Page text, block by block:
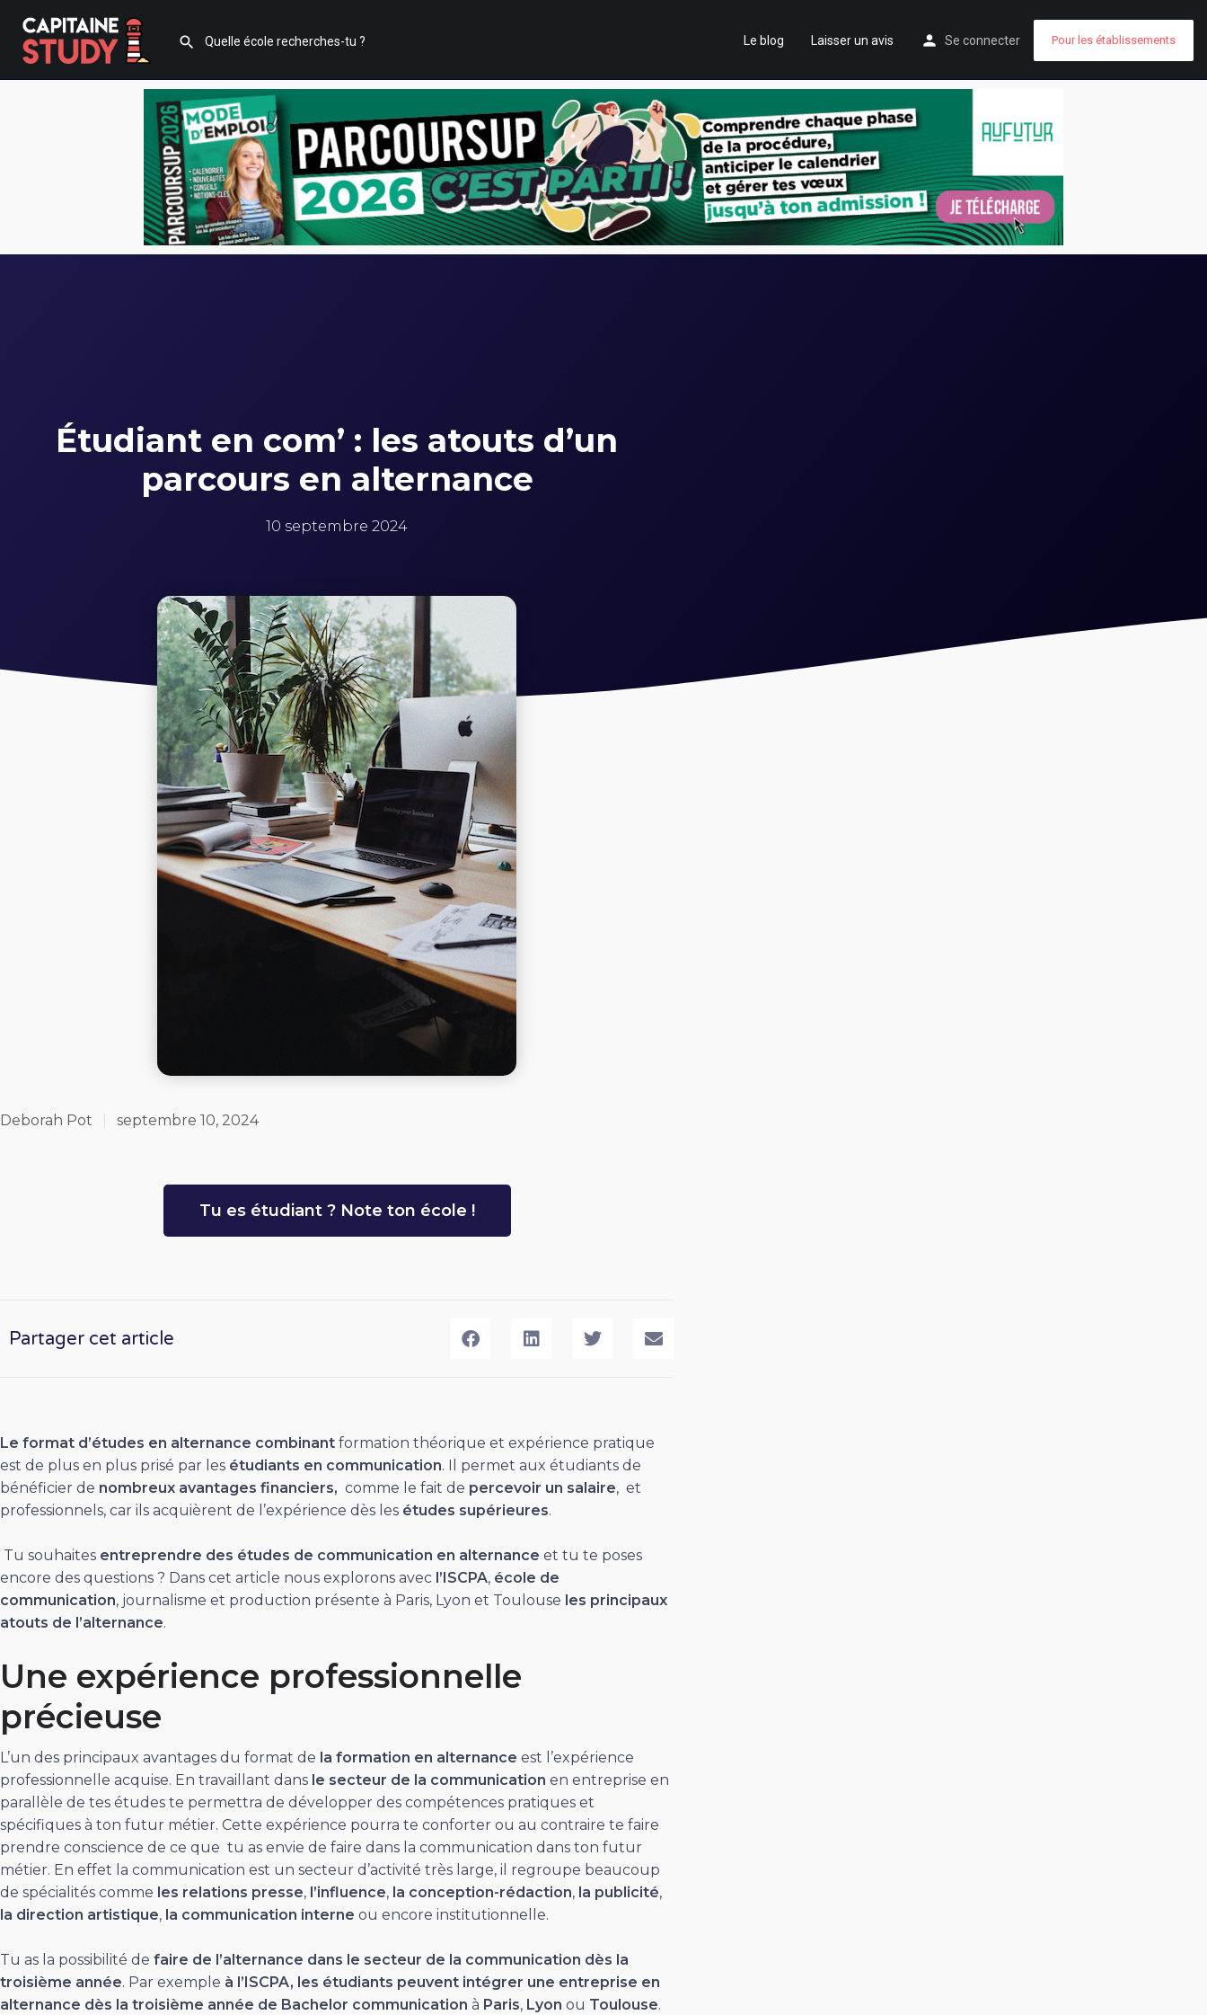
Le blog Laisser un avis Se connecter Pour les établissements
Étudiant en com’ : les atouts d’un
parcours en alternance
10 septembre 2024
Deborah Pot septembre 10, 2024
Tu es étudiant ? Note ton école !
Partager cet article
Le format d’études en alternance combinant formation théorique et expérience pratique
est de plus en plus prisé par les étudiants en communication. Il permet aux étudiants de
bénéficier de nombreux avantages financiers, comme le fait de percevoir un salaire, et
professionnels, car ils acquièrent de l’expérience dès les études supérieures.
Tu souhaites entreprendre des études de communication en alternance et tu te poses
encore des questions ? Dans cet article nous explorons avec l’ISCPA, école de
communication, journalisme et production présente à Paris, Lyon et Toulouse les principaux
atouts de l’alternance.
Une expérience professionnelle
précieuse
L’un des principaux avantages du format de la formation en alternance est l’expérience
professionnelle acquise. En travaillant dans le secteur de la communication en entreprise en
parallèle de tes études te permettra de développer des compétences pratiques et
spécifiques à ton futur métier. Cette expérience pourra te conforter ou au contraire te faire
prendre conscience de ce que tu as envie de faire dans la communication dans ton futur
métier. En effet la communication est un secteur d’activité très large, il regroupe beaucoup
de spécialités comme les relations presse, l’influence, la conception-rédaction, la publicité,
la direction artistique, la communication interne ou encore institutionnelle.
Tu as la possibilité de faire de l’alternance dans le secteur de la communication dès la
troisième année. Par exemple à l’ISCPA, les étudiants peuvent intégrer une entreprise en
alternance dès la troisième année de Bachelor communication à Paris, Lyon ou Toulouse.